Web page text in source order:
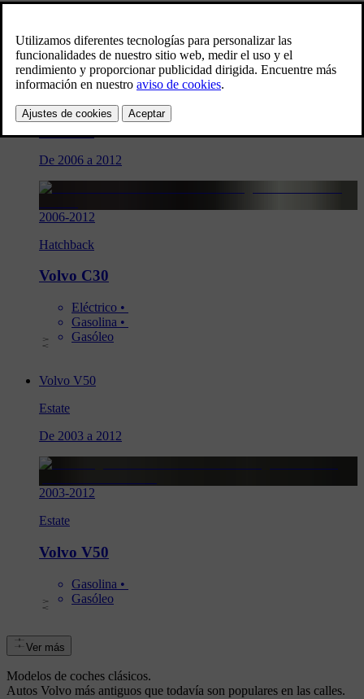
Gasolina •
Gasóleo
Volvo C30
Hatchback
De 2006 a 2012
2006-2012
Hatchback
Volvo C30
Eléctrico •
Gasolina •
Gasóleo
Volvo V50
Estate
De 2003 a 2012
2003-2012
Estate
Volvo V50
Gasolina •
Gasóleo
Ver más
Modelos de coches clásicos.
Autos Volvo más antiguos que todavía son populares en las calles.